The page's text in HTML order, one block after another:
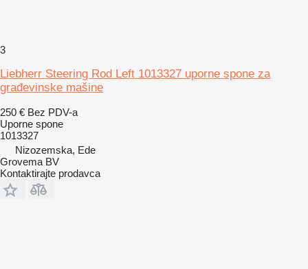
3
Liebherr Steering Rod Left 1013327 uporne spone za
građevinske mašine
250 € Bez PDV-a
Uporne spone
1013327
Nizozemska, Ede
Grovema BV
Kontaktirajte prodavca